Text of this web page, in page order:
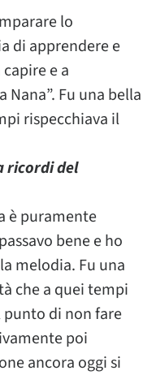
lo
di apprendere e
e a
Fu una bella
rispecchiava il
ricordi del
è puramente
bene e ho
melodia. Fu una
che a quei tempi
punto di non fare
poi
ancora oggi si